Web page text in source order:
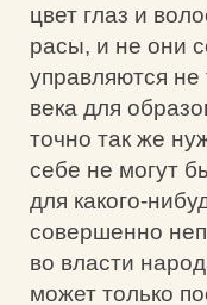
цвет глаз и
расы, и не они
управляются не
века для
точно так же
себе не могут
для какого-
совершенно
во власти
может только